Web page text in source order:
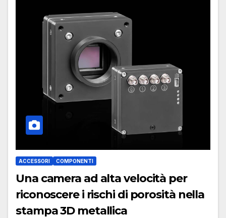
ACCESSORI COMPONENTI
Una camera ad alta velocità per
riconoscere i rischi di porosità nella
stampa 3D metallica